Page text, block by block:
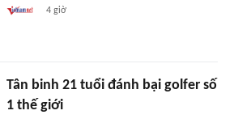
4 giờ
Tân binh 21 tuổi đánh bại golfer số
1 thế giới